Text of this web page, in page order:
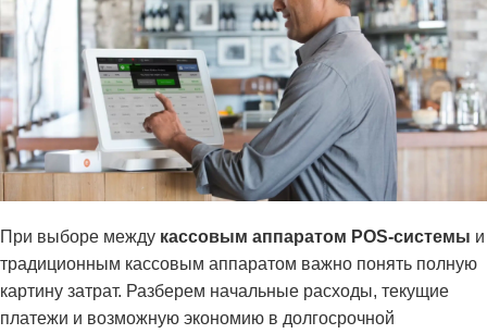
При выборе между кассовым аппаратом POS-системы и
традиционным кассовым аппаратом важно понять полную
картину затрат. Разберем начальные расходы, текущие
платежи и возможную экономию в долгосрочной